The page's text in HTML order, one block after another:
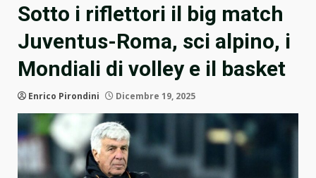
Sotto i riflettori il big match
Juventus-Roma, sci alpino, i
Mondiali di volley e il basket
Enrico Pirondini Dicembre 19, 2025